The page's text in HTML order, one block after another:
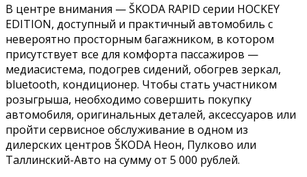
В центре внимания — ŠKODA RAPID серии HOCKEY
EDITION, доступный и практичный автомобиль с
невероятно просторным багажником, в котором
присутствует все для комфорта пассажиров —
медиасистема, подогрев сидений, обогрев зеркал,
bluetooth, кондиционер. Чтобы стать участником
розыгрыша, необходимо совершить покупку
автомобиля, оригинальных деталей, аксессуаров или
пройти сервисное обслуживание в одном из
дилерских центров ŠKODA Неон, Пулково или
Таллинский-Авто на сумму от 5 000 рублей.